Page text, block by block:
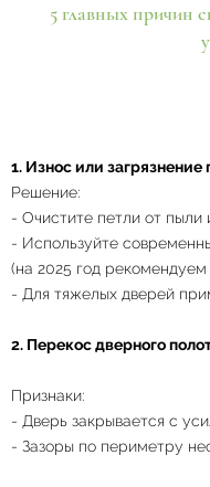
5 главных причин
1. Износ или загрязнение
Решение:
- Очистите петли от пыли
- Используйте
(на 2025 год
- Для тяжелых дверей
2. Перекос дверного
Признаки:
- Дверь закрывается с
- Зазоры по периметру